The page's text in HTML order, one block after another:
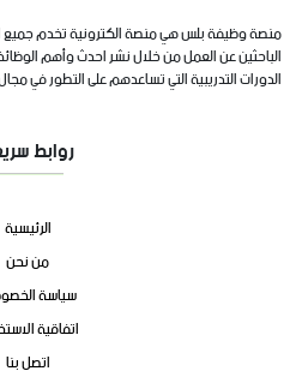
منصة وظيفة بلس هي منصة الكترونية تخدم
الباحثين عن العمل من خلال نشر احدث وأهم
الدورات التدريبية التي تساعدهم على التطور في
روابط
الرئيسية
من نحن
سياسة
اتفاقية
اتصل بنا